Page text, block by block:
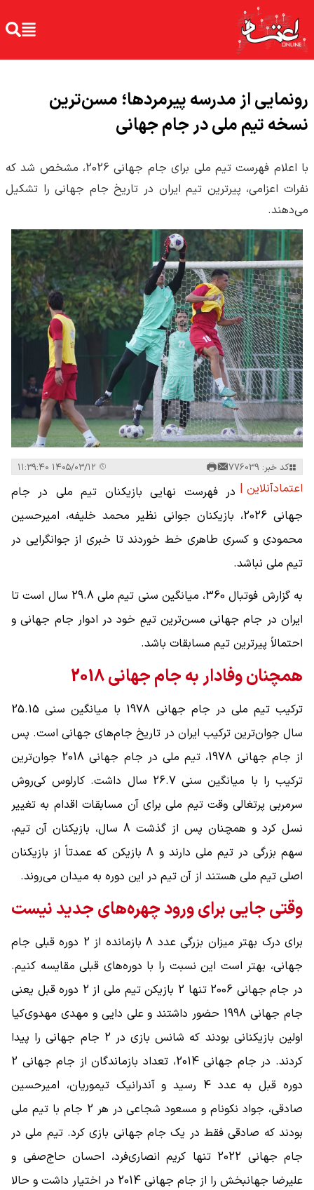
رونمایی از مدرسه پیرمردها؛ مسن‌ترین
نسخه تیم ملی در جام جهانی
با اعلام فهرست تیم ملی برای جام جهانی 2026، مشخص شد که
نفرات اعزامی، پیرترین تیم ایران در تاریخ جام جهانی را تشکیل
می‌دهند.
کد خبر: 776039
اعتمادآنلاین | در فهرست نهایی بازیکنان تیم ملی در جام
جهانی 2026، بازیکنان جوانی نظیر محمد خلیفه، امیرحسین
محمودی و کسری طاهری خط خوردند تا خبری از جوانگرایی در
تیم ملی نباشد.
به گزارش فوتبال 360، میانگین سنی تیم ملی 29.8 سال است تا
ایران در جام جهانی مسن‌ترین تیمِ خود در ادوار جام جهانی و
احتمالاً پیرترین تیم مسابقات باشد.
همچنان وفادار به جام جهانی 2018
ترکیب تیم ملی در جام جهانی 1978 با میانگین سنی 25.15
سال جوان‌ترین ترکیب ایران در تاریخ جام‌های جهانی است. پس
از جام جهانی 1978، تیم ملی در جام جهانی 2018 جوان‌ترین
ترکیب را با میانگین سنی 26.7 سال داشت. کارلوس کی‌روش
سرمربی پرتغالی وقت تیم ملی برای آن مسابقات اقدام به تغییر
نسل کرد و همچنان پس از گذشت 8 سال، بازیکنان آن تیم،
سهم بزرگی در تیم ملی دارند و 8 بازیکن که عمدتاً از بازیکنان
اصلی تیم ملی هستند از آن تیم در این دوره به میدان می‌روند.
وقتی جایی برای ورود چهره‌های جدید نیست
برای درک بهتر میزان بزرگی عدد 8 بازمانده از 2 دوره قبلی جام
جهانی، بهتر است این نسبت را با دوره‌های قبلی مقایسه کنیم.
در جام جهانی 2006 تنها 2 بازیکن تیم ملی از 2 دوره قبل یعنی
جام جهانی 1998 حضور داشتند و علی دایی و مهدی مهدوی‌کیا
اولین بازیکنانی بودند که شانس بازی در 2 جام جهانی را پیدا
کردند. در جام جهانی 2014، تعداد بازماندگان از جام جهانی 2
دوره قبل به عدد 4 رسید و آندرانیک تیموریان، امیرحسین
صادقی، جواد نکونام و مسعود شجاعی در هر 2 جام با تیم ملی
بودند که صادقی فقط در یک جام جهانی بازی کرد. تیم ملی در
جام جهانی 2022 تنها کریم انصاری‌فرد، احسان حاج‌صفی و
علیرضا جهانبخش را از جام جهانی 2014 در اختیار داشت و حالا